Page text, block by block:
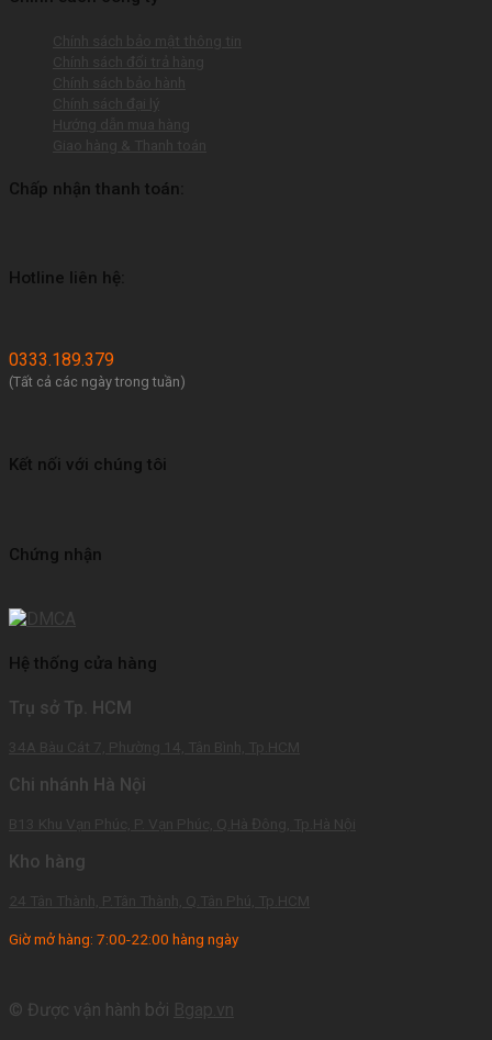
Chính sách bảo mật thông tin
Chính sách đổi trả hàng
Chính sách bảo hành
Chính sách đại lý
Hướng dẫn mua hàng
Giao hàng & Thanh toán
Chấp nhận thanh toán:
Hotline liên hệ:
0333.189.379
(Tất cả các ngày trong tuần)
Kết nối với chúng tôi
Chứng nhận
Hệ thống cửa hàng
Trụ sở Tp. HCM
34A Bàu Cát 7, Phường 14, Tân Bình, Tp.HCM
Chi nhánh Hà Nội
B13 Khu Vạn Phúc, P. Vạn Phúc, Q.Hà Đông, Tp.Hà Nội
Kho hàng
24 Tân Thành, P.Tân Thành, Q.Tân Phú, Tp.HCM
Giờ mở hàng: 7:00-22:00 hàng ngày
© Được vận hành bởi Bgap.vn